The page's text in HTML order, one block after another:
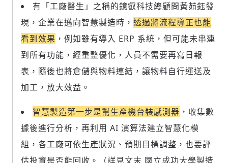
有「工廠醫生」之稱的鐿叡科技總顧問黃茹鈺發
現，企業在邁向智慧製造時， 透過將流程導正也能
看到效果 ，例如雖有導入 ERP 系統，但可能未串連
到所有功能，經重整優化，人員不需要再寫日報
表，隨後也將倉儲與物料連結，讓物料自行運送及
加工，放大效益。
智慧製造第一步是幫生產機台裝感測器 ，收集數
據後進行分析，再利用 AI 演算法建立智慧化模
組，各工廠可依生產狀況、預期目標調整，也要評
估投資是否能回收。（詳見文末 國立成功大學製造